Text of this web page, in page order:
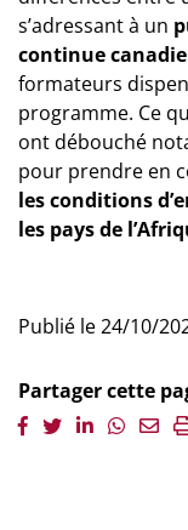
s’adressant à un
continue
formateurs
programme. Ce
ont débouché
pour prendre en
les conditions
les pays de
Publié le 24/10/
Partager cette